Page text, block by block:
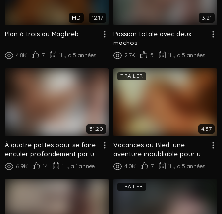
HD 12:17
Plan à trois au Maghreb
4.8K 7 il y a 5 années
3:21
Passion totale avec deux
machos
2.7K 5 il y a 5 années
31:20
À quatre pattes pour se faire
enculer profondément par un
dom arabe
6.9K 14 il y a 1 année
TRAILER
4:37
Vacances au Bled: une
aventure inoubliable pour un
minet blond
4.0K 7 il y a 5 années
TRAILER